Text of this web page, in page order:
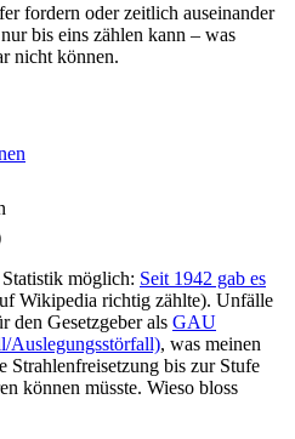
fordern oder zeitlich auseinander
bis eins zählen kann – was
nicht können.
Statistik möglich: Seit 1942 gab es
Wikipedia richtig zählte). Unfälle
den Gesetzgeber als GAU
Auslegungsstörfall), was meinen
bis zur Stufe
können müsste. Wieso bloss